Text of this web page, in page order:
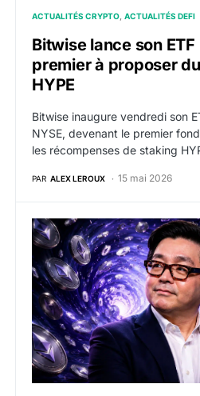
ACTUALITÉS CRYPTO ACTUALITÉS DEFI
Bitwise lance son
premier à proposer
HYPE
Bitwise inaugure vendredi son
NYSE, devenant le premier
les récompenses de staking
PAR ALEX LEROUX 15 mai 2026
Tom Lee ralentit les achats